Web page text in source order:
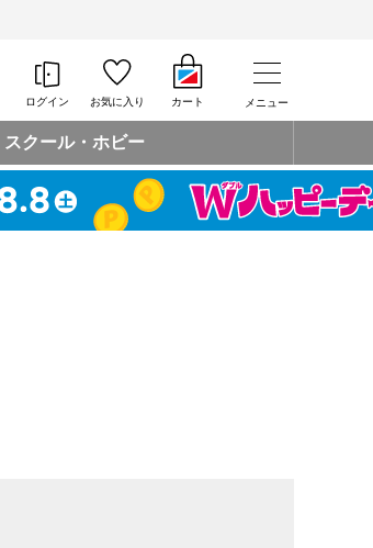
ログイン お気に入り カート メニュー
スクール・ホビー